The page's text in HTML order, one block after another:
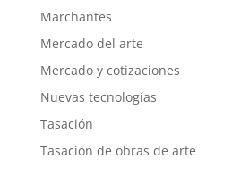
Marchantes
Mercado del arte
Mercado y cotizaciones
Nuevas tecnologías
Tasación
Tasación de obras de arte